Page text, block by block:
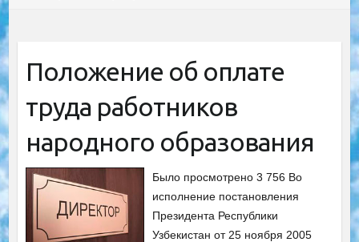
Положение об оплате
труда работников
народного образования
Было просмотрено 3 756 Во
исполнение постановления
Президента Республики
Узбекистан от 25 ноября 2005